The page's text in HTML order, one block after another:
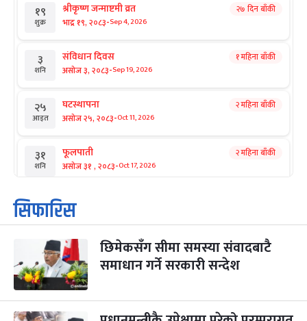
१९
शुक्र
श्रीकृष्ण जन्माष्टमी व्रत
भाद्र १९, २०८३-Sep 4, 2026
२७ दिन बाँकी
३
शनि
संविधान दिवस
असोज ३, २०८३-Sep 19, 2026
१ महिना बाँकी
२५
आइत
घटस्थापना
असोज २५, २०८३-Oct 11, 2026
२ महिना बाँकी
३१
शनि
फूलपाती
असोज ३१ , २०८३-Oct 17, 2026
२ महिना बाँकी
१
आइत
कार्तिक सङ्क्रान्ति
कार्तिक १, २०८३
३
मंगल
महानवमी
कार्तिक ३, २०८३-Oct 20, 2026
२ महिना बाँकी
४
बुध कार्तिक ४, २०८३ Oct 21, 2026
सिफारिस
छिमेकसँग सीमा समस्या संवादबाटै
समाधान गर्ने सरकारी सन्देश